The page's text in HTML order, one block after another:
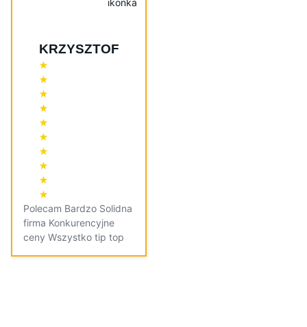
KRZYSZTOF
Polecam Bardzo Solidna
firma Konkurencyjne
ceny Wszystko tip top